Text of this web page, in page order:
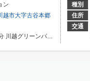
ン
越市大字古谷本郷
グリーンパーク 停歩6分
種別
住所
交通